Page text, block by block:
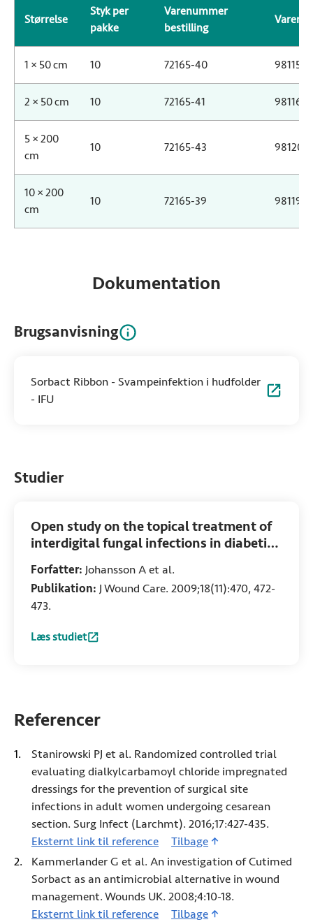
Størrelse
Styk per
pakke
Varenummer
bestilling
1 × 50 cm 10 72165-40 98115-
2 × 50 cm 10 72165-41 98116-
5 × 200
cm
10 72165-43 98120
10 × 200
cm
10 72165-39 98119
Dokumentation
Brugsanvisning
Sorbact Ribbon - Svampeinfektion i hudfolder
- IFU
Studier
Open study on the topical treatment of
interdigital fungal infections in diabetic
Forfatter: Johansson A et al.
Publikation: J Wound Care. 2009;18(11):470, 472-
473.
Læs studiet
:Open study on the topical treatment of interdigital
Referencer
Stanirowski PJ et al. Randomized controlled trial
evaluating dialkylcarbamoyl chloride impregnated
dressings for the prevention of surgical site
infections in adult women undergoing cesarean
section. Surg Infect (Larchmt). 2016;17:427-435.
Eksternt link til reference 1 (Åbner i ny fane)
Tilbage
Kammerlander G et al. An investigation of Cutimed
Sorbact as an antimicrobial alternative in wound
management. Wounds UK. 2008;4:10-18.
Eksternt link til reference 2 (Åbner i ny fane)
Tilbage